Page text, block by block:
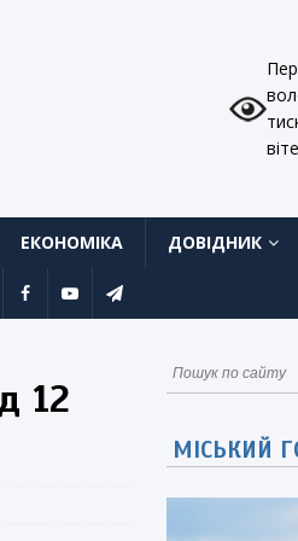
ЕКОНОМІКА ДОВІДНИК
12
МІСЬКИЙ